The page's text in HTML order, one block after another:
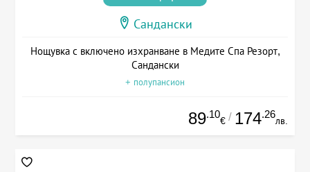
Сандански
Нощувка с включено изхранване в Медите Спа Резорт,
Сандански
+ полупансион
89.10
€ / 174.26
лв.